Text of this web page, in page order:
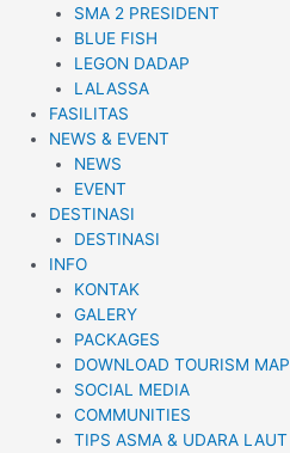
SMA 2 PRESIDENT
BLUE FISH
LEGON DADAP
LALASSA
FASILITAS
NEWS & EVENT
NEWS
EVENT
DESTINASI
DESTINASI
INFO
KONTAK
GALERY
PACKAGES
DOWNLOAD TOURISM MAP
SOCIAL MEDIA
COMMUNITIES
TIPS ASMA & UDARA LAUT